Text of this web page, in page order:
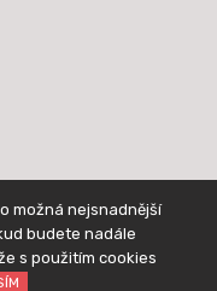
možná nejsnadnější
budete nadále
s použitím cookies